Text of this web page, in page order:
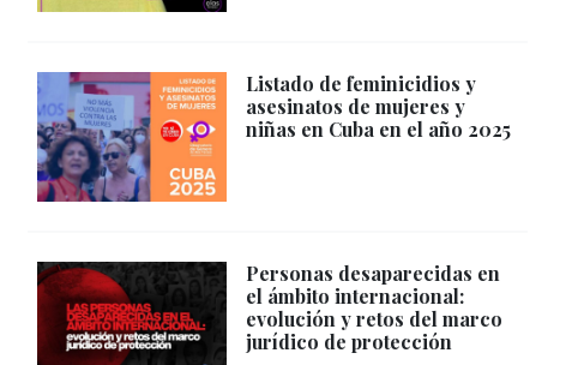
Listado de feminicidios y
asesinatos de mujeres y
niñas en Cuba en el año 2025
Personas desaparecidas en
el ámbito internacional:
evolución y retos del marco
jurídico de protección